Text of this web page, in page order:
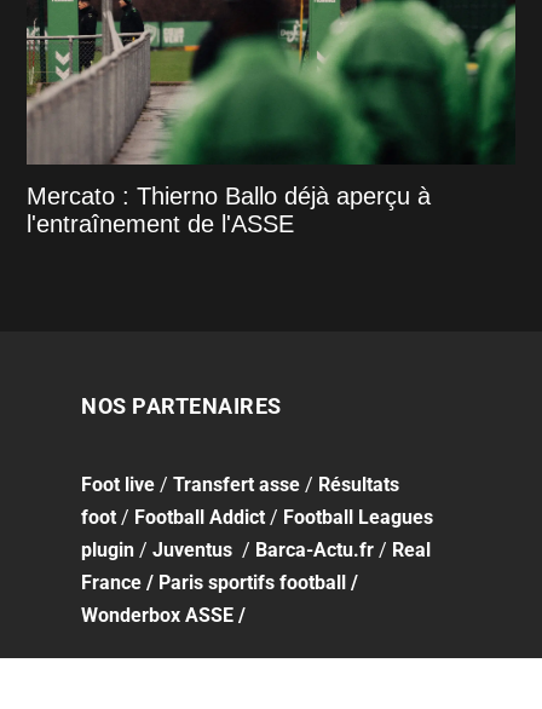
Mercato : Thierno Ballo déjà aperçu à
l'entraînement de l'ASSE
NOS PARTENAIRES
Foot live /Transfert asse / Résultats
foot / Football Addict / Football Leagues
plugin /Juventus / Barca-Actu.fr / Real
France / Paris sportifs football /
Wonderbox ASSE /